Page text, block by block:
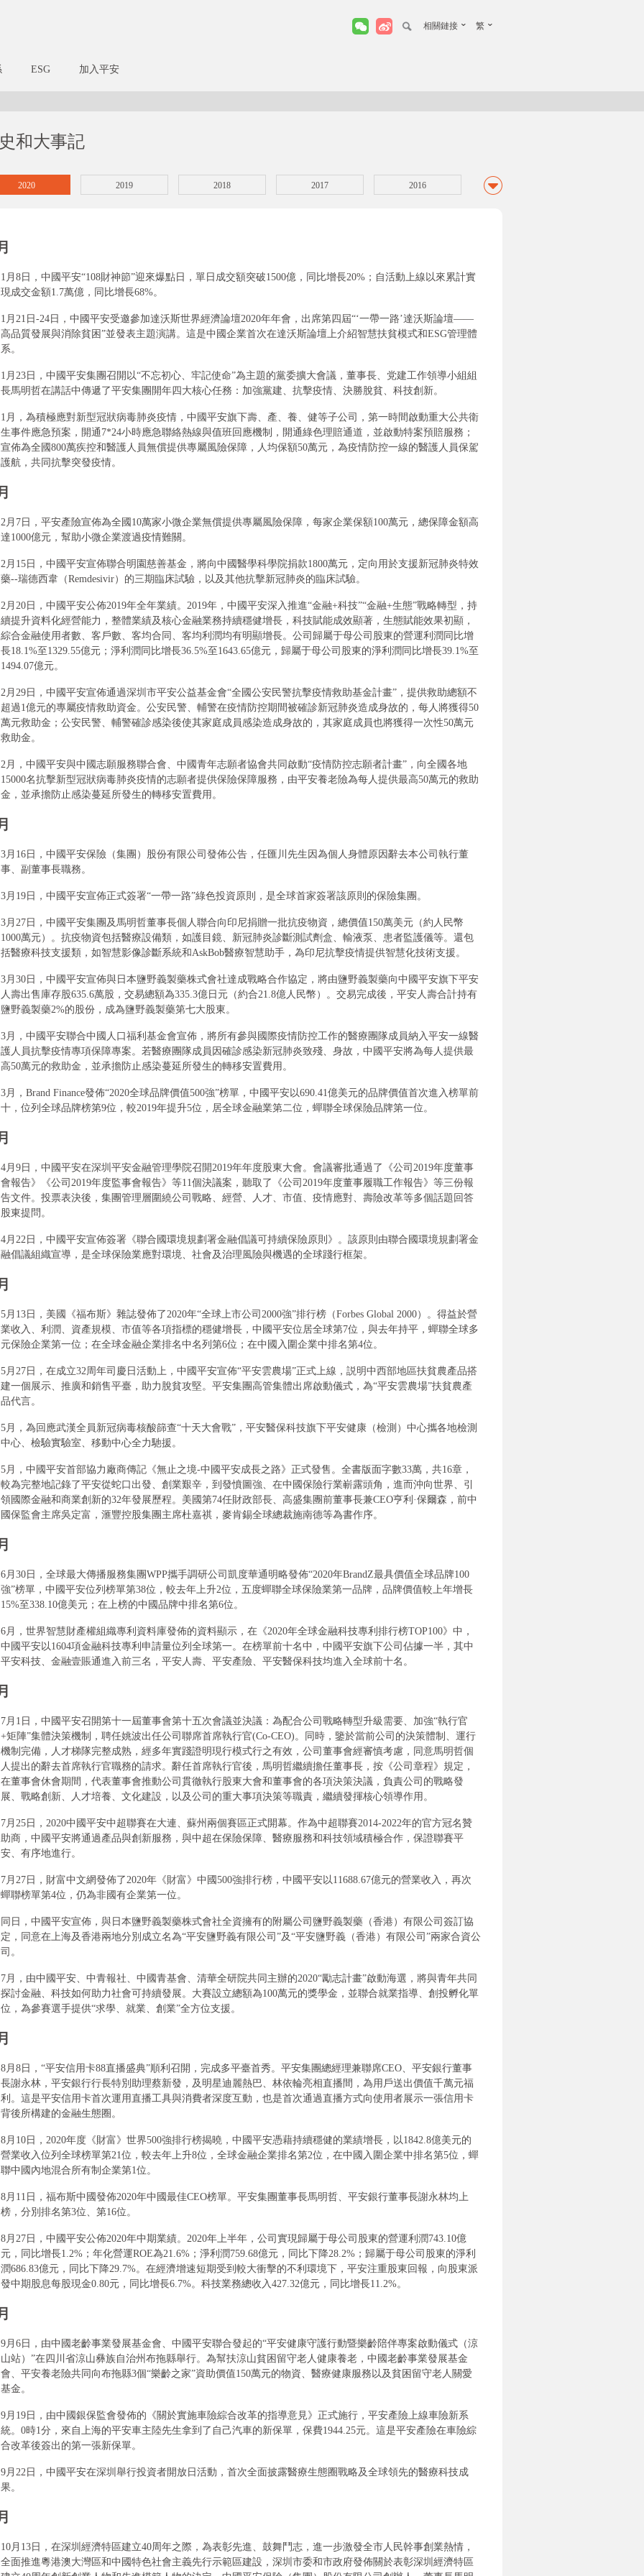
相關鏈接 繁
ESG 加入平安
和大事記
2020 2019 2018 2017 2016
2005 2004 2003 2002 2001
1月8日，中國平安“108財神節”迎來爆點日，單日成交額突破1500億，同比增長20%；自活動上線以來累計實
現成交金額1.7萬億，同比增長68%。
1月21日-24日，中國平安受邀參加達沃斯世界經濟論壇2020年年會，出席第四屆“‘一帶一路’達沃斯論壇——
高品質發展與消除貧困”並發表主題演講。這是中國企業首次在達沃斯論壇上介紹智慧扶貧模式和ESG管理體
系。
1月23日，中國平安集團召開以“不忘初心、牢記使命”為主題的黨委擴大會議，董事長、党建工作領導小組組
長馬明哲在講話中傳遞了平安集團開年四大核心任務：加強黨建、抗擊疫情、決勝脫貧、科技創新。
1月，為積極應對新型冠狀病毒肺炎疫情，中國平安旗下壽、產、養、健等子公司，第一時間啟動重大公共衛
生事件應急預案，開通7*24小時應急聯絡熱線與值班回應機制，開通綠色理賠通道，並啟動特案預賠服務；
宣佈為全國800萬疾控和醫護人員無償提供專屬風險保障，人均保額50萬元，為疫情防控一線的醫護人員保駕
護航，共同抗擊突發疫情。
2月7日，平安產險宣佈為全國10萬家小微企業無償提供專屬風險保障，每家企業保額100萬元，總保障金額高
達1000億元，幫助小微企業渡過疫情難關。
2月15日，中國平安宣佈聯合明園慈善基金，將向中國醫學科學院捐款1800萬元，定向用於支援新冠肺炎特效
藥--瑞德西韋（Remdesivir）的三期臨床試驗，以及其他抗擊新冠肺炎的臨床試驗。
2月20日，中國平安公佈2019年全年業績。2019年，中國平安深入推進“金融+科技”“金融+生態”戰略轉型，持
續提升資料化經營能力，整體業績及核心金融業務持續穩健增長，科技賦能成效顯著，生態賦能效果初顯，
綜合金融使用者數、客戶數、客均合同、客均利潤均有明顯增長。公司歸屬于母公司股東的營運利潤同比增
長18.1%至1329.55億元；淨利潤同比增長36.5%至1643.65億元，歸屬于母公司股東的淨利潤同比增長39.1%至
1494.07億元。
2月29日，中國平安宣佈通過深圳市平安公益基金會“全國公安民警抗擊疫情救助基金計畫”，提供救助總額不
超過1億元的專屬疫情救助資金。公安民警、輔警在疫情防控期間被確診新冠肺炎造成身故的，每人將獲得50
萬元救助金；公安民警、輔警確診感染後使其家庭成員感染造成身故的，其家庭成員也將獲得一次性50萬元
救助金。
2月，中國平安與中國志願服務聯合會、中國青年志願者協會共同啟動“疫情防控志願者計畫”，向全國各地
15000名抗擊新型冠狀病毒肺炎疫情的志願者提供保險保障服務，由平安養老險為每人提供最高50萬元的救助
金，並承擔防止感染蔓延所發生的轉移安置費用。
3月16日，中國平安保險（集團）股份有限公司發佈公告，任匯川先生因為個人身體原因辭去本公司執行董
事、副董事長職務。
3月19日，中國平安宣佈正式簽署“一帶一路”綠色投資原則，是全球首家簽署該原則的保險集團。
3月27日，中國平安集團及馬明哲董事長個人聯合向印尼捐贈一批抗疫物資，總價值150萬美元（約人民幣
1000萬元）。抗疫物資包括醫療設備類，如護目鏡、新冠肺炎診斷測試劑盒、輸液泵、患者監護儀等。還包
括醫療科技支援類，如智慧影像診斷系統和AskBob醫療智慧助手，為印尼抗擊疫情提供智慧化技術支援。
3月30日，中國平安宣佈與日本鹽野義製藥株式會社達成戰略合作協定，將由鹽野義製藥向中國平安旗下平安
人壽出售庫存股635.6萬股，交易總額為335.3億日元（約合21.8億人民幣）。交易完成後，平安人壽合計持有
鹽野義製藥2%的股份，成為鹽野義製藥第七大股東。
3月，中國平安聯合中國人口福利基金會宣佈，將所有參與國際疫情防控工作的醫療團隊成員納入平安一線醫
護人員抗擊疫情專項保障專案。若醫療團隊成員因確診感染新冠肺炎致殘、身故，中國平安將為每人提供最
高50萬元的救助金，並承擔防止感染蔓延所發生的轉移安置費用。
3月，Brand Finance發佈“2020全球品牌價值500強”榜單，中國平安以690.41億美元的品牌價值首次進入榜單前
十，位列全球品牌榜第9位，較2019年提升5位，居全球金融業第二位，蟬聯全球保險品牌第一位。
4月9日，中國平安在深圳平安金融管理學院召開2019年年度股東大會。會議審批通過了《公司2019年度董事
會報告》《公司2019年度監事會報告》等11個決議案，聽取了《公司2019年度董事履職工作報告》等三份報
告文件。投票表決後，集團管理層圍繞公司戰略、經營、人才、市值、疫情應對、壽險改革等多個話題回答
股東提問。
4月22日，中國平安宣佈簽署《聯合國環境規劃署金融倡議可持續保險原則》。該原則由聯合國環境規劃署金
融倡議組織宣導，是全球保險業應對環境、社會及治理風險與機遇的全球踐行框架。
5月13日，美國《福布斯》雜誌發佈了2020年“全球上市公司2000強”排行榜（Forbes Global 2000）。得益於營
業收入、利潤、資產規模、市值等各項指標的穩健增長，中國平安位居全球第7位，與去年持平，蟬聯全球多
元保險企業第一位；在全球金融企業排名中名列第6位；在中國入圍企業中排名第4位。
5月27日，在成立32周年司慶日活動上，中國平安宣佈“平安雲農場”正式上線，説明中西部地區扶貧農產品搭
建一個展示、推廣和銷售平臺，助力脫貧攻堅。平安集團高管集體出席啟動儀式，為“平安雲農場”扶貧農產
品代言。
5月，為回應武漢全員新冠病毒核酸篩查“十天大會戰”，平安醫保科技旗下平安健康（檢測）中心攜各地檢測
中心、檢驗實驗室、移動中心全力馳援。
5月，中國平安首部協力廠商傳記《無止之境-中國平安成長之路》正式發售。全書版面字數33萬，共16章，
較為完整地記錄了平安從蛇口出發、創業艱辛，到發憤圖強、在中國保險行業嶄露頭角，進而沖向世界、引
領國際金融和商業創新的32年發展歷程。美國第74任財政部長、高盛集團前董事長兼CEO亨利·保爾森，前中
國保監會主席吳定富，滙豐控股集團主席杜嘉祺，麥肯錫全球總裁施南德等為書作序。
6月30日，全球最大傳播服務集團WPP攜手調研公司凱度華通明略發佈“2020年BrandZ最具價值全球品牌100
強”榜單，中國平安位列榜單第38位，較去年上升2位，五度蟬聯全球保險業第一品牌，品牌價值較上年增長
15%至338.10億美元；在上榜的中國品牌中排名第6位。
6月，世界智慧財產權組織專利資料庫發佈的資料顯示，在《2020年全球金融科技專利排行榜TOP100》中，
中國平安以1604項金融科技專利申請量位列全球第一。在榜單前十名中，中國平安旗下公司佔據一半，其中
平安科技、金融壹賬通進入前三名，平安人壽、平安產險、平安醫保科技均進入全球前十名。
7月1日，中國平安召開第十一屆董事會第十五次會議並決議：為配合公司戰略轉型升級需要、加強“執行官
+矩陣”集體決策機制，聘任姚波出任公司聯席首席執行官(Co-CEO)。同時，鑒於當前公司的決策體制、運行
機制完備，人才梯隊完整成熟，經多年實踐證明現行模式行之有效，公司董事會經審慎考慮，同意馬明哲個
人提出的辭去首席執行官職務的請求。辭任首席執行官後，馬明哲繼續擔任董事長，按《公司章程》規定，
在董事會休會期間，代表董事會推動公司貫徹執行股東大會和董事會的各項決策決議，負責公司的戰略發
展、戰略創新、人才培養、文化建設，以及公司的重大事項決策等職責，繼續發揮核心領導作用。
7月25日，2020中國平安中超聯賽在大連、蘇州兩個賽區正式開幕。作為中超聯賽2014-2022年的官方冠名贊
助商，中國平安將通過產品與創新服務，與中超在保險保障、醫療服務和科技領域積極合作，保證聯賽平
安、有序地進行。
7月27日，財富中文網發佈了2020年《財富》中國500強排行榜，中國平安以11688.67億元的營業收入，再次
蟬聯榜單第4位，仍為非國有企業第一位。
同日，中國平安宣佈，與日本鹽野義製藥株式會社全資擁有的附屬公司鹽野義製藥（香港）有限公司簽訂協
定，同意在上海及香港兩地分別成立名為“平安鹽野義有限公司”及“平安鹽野義（香港）有限公司”兩家合資公
司。
7月，由中國平安、中青報社、中國青基會、清華全研院共同主辦的2020“勵志計畫”啟動海選，將與青年共同
探討金融、科技如何助力社會可持續發展。大賽設立總額為100萬元的獎學金，並聯合就業指導、創投孵化單
位，為參賽選手提供“求學、就業、創業”全方位支援。
8月8日，“平安信用卡88直播盛典”順利召開，完成多平臺首秀。平安集團總經理兼聯席CEO、平安銀行董事
長謝永林，平安銀行行長特別助理蔡新發，及明星迪麗熱巴、林依輪亮相直播間，為用戶送出價值千萬元福
利。這是平安信用卡首次運用直播工具與消費者深度互動，也是首次通過直播方式向使用者展示一張信用卡
背後所構建的金融生態圈。
8月10日，2020年度《財富》世界500強排行榜揭曉，中國平安憑藉持續穩健的業績增長，以1842.8億美元的
營業收入位列全球榜單第21位，較去年上升8位，全球金融企業排名第2位，在中國入圍企業中排名第5位，蟬
聯中國內地混合所有制企業第1位。
8月11日，福布斯中國發佈2020年中國最佳CEO榜單。平安集團董事長馬明哲、平安銀行董事長謝永林均上
榜，分別排名第3位、第16位。
8月27日，中國平安公佈2020年中期業績。2020年上半年，公司實現歸屬于母公司股東的營運利潤743.10億
元，同比增長1.2%；年化營運ROE為21.6%；淨利潤759.68億元，同比下降28.2%；歸屬于母公司股東的淨利
潤686.83億元，同比下降29.7%。在經濟增速短期受到較大衝擊的不利環境下，平安注重股東回報，向股東派
發中期股息每股現金0.80元，同比增長6.7%。科技業務總收入427.32億元，同比增長11.2%。
9月6日，由中國老齡事業發展基金會、中國平安聯合發起的“平安健康守護行動暨樂齡陪伴專案啟動儀式（涼
山站）”在四川省涼山彝族自治州布拖縣舉行。為幫扶涼山貧困留守老人健康養老，中國老齡事業發展基金
會、平安養老險共同向布拖縣3個“樂齡之家”資助價值150萬元的物資、醫療健康服務以及貧困留守老人關愛
基金。
9月19日，由中國銀保監會發佈的《關於實施車險綜合改革的指導意見》正式施行，平安產險上線車險新系
統。0時1分，來自上海的平安車主陸先生拿到了自己汽車的新保單，保費1944.25元。這是平安產險在車險綜
合改革後簽出的第一張新保單。
9月22日，中國平安在深圳舉行投資者開放日活動，首次全面披露醫療生態圈戰略及全球領先的醫療科技成
果。
10月13日，在深圳經濟特區建立40周年之際，為表彰先進、鼓舞鬥志，進一步激發全市人民幹事創業熱情，
全面推進粵港澳大灣區和中國特色社會主義先行示範區建設，深圳市委和市政府發佈關於表彰深圳經濟特區